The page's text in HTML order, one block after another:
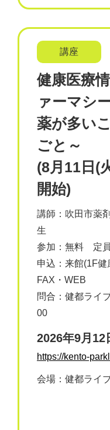
講座
健康医療
ァーマシ
薬が多い
ごと～
(8月11日(
開始)
講師：吹田市薬
生
参加：無料 定
申込：来館(1F健
FAX・WEB
問合：健都ライ
00
2026年9月
https://kento-
会場：健都ライ